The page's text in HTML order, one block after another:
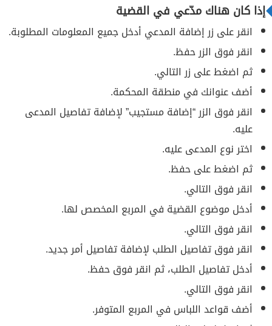
إذا كان هناك مدّعي في القضية
انقر على زر إضافة المدعي أدخل جميع المعلومات المطلوبة.
انقر فوق الزر حفظ.
ثم اضغط على زر التالي.
أضف عنوانك في منطقة المحكمة.
انقر فوق الزر “إضافة مستجيب” لإضافة تفاصيل المدعى
عليه.
اختر نوع المدعى عليه.
ثم اضغط على حفظ.
انقر فوق التالي.
أدخل موضوع القضية في المربع المخصص لها.
انقر فوق التالي.
انقر فوق تفاصيل الطلب لإضافة تفاصيل أمر جديد.
أدخل تفاصيل الطلب، ثم انقر فوق حفظ.
انقر فوق التالي.
أضف قواعد اللباس في المربع المتوفر.